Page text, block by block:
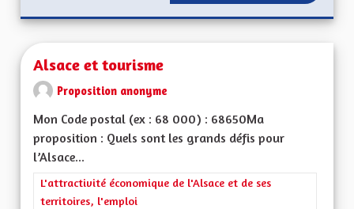
Alsace et tourisme
Proposition anonyme
Mon Code postal (ex : 68 000) : 68650Ma
proposition : Quels sont les grands défis pour
l’Alsace...
Filtrer les résultats de la catégorie : L'attractivité
L'attractivité économique de l'Alsace et de ses
territoires, l'emploi